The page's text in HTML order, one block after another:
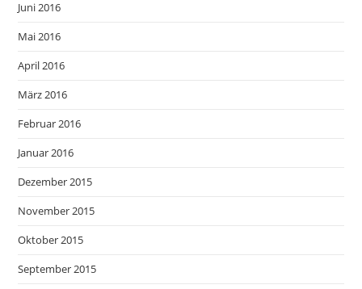
Juni 2016
Mai 2016
April 2016
März 2016
Februar 2016
Januar 2016
Dezember 2015
November 2015
Oktober 2015
September 2015